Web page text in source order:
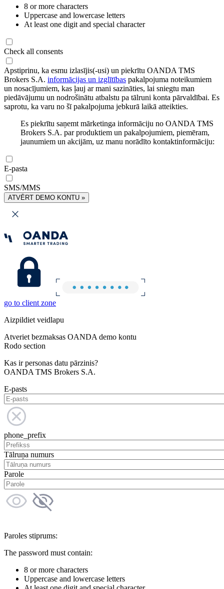
8 or more characters
Uppercase and lowercase letters
At least one digit and special character
Check all consents
Apstiprinu, ka esmu izlasījis(-usi) un piekrītu OANDA TMS
Brokers S.A. informācijas un izglītības pakalpojuma noteikumiem
un nosacījumiem, kas ļauj ar mani sazināties, lai sniegtu man
piedāvājumu un nodrošinātu atbalstu pa tālruni konta pārvaldībai. Es
saprotu, ka varu no šī pakalpojuma jebkurā laikā atteikties.
Es piekrītu saņemt mārketinga informāciju no OANDA TMS
Brokers S.A. par produktiem un pakalpojumiem, piemēram,
jaunumiem un akcijām, uz manu norādīto kontaktinformāciju:
E-pasta
SMS/MMS
ATVĒRT DEMO KONTU »
go to client zone
Aizpildiet veidlapu
Atveriet bezmaksas OANDA demo kontu
Rodo section
Kas ir personas datu pārzinis?
OANDA TMS Brokers S.A.
E-pasts
phone_prefix
Tālruņa numurs
Parole
Paroles stiprums:
The password must contain:
8 or more characters
Uppercase and lowercase letters